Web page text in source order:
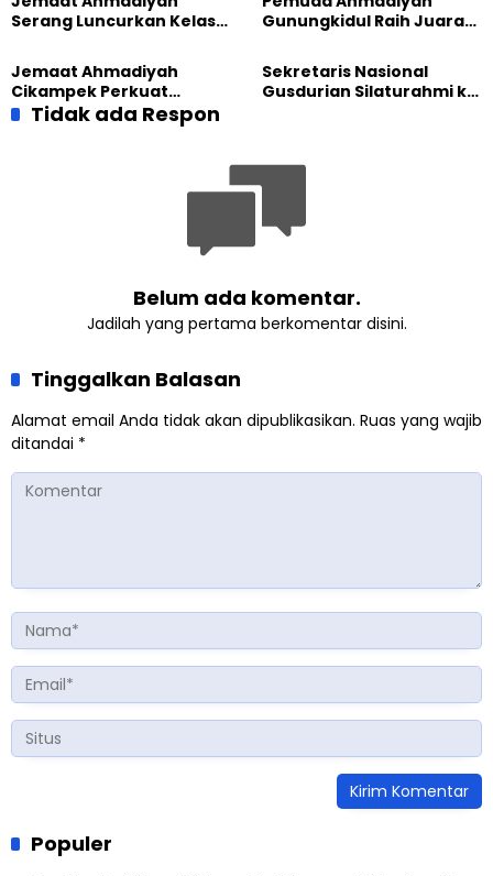
Serang Luncurkan Kelas
Generasi Unggul
Gunungkidul Raih Juara
Jemaat Ahmadiyah
Cikampek Perkuat
Komitmen Bangun Masjid
Sekretaris Nasional
Gusdurian Silaturahmi ke
Tidak ada Respon
Belum ada komentar.
Jadilah yang pertama berkomentar disini.
Tinggalkan Balasan
Alamat email Anda tidak akan dipublikasikan. Ruas yang wajib
ditandai *
Populer